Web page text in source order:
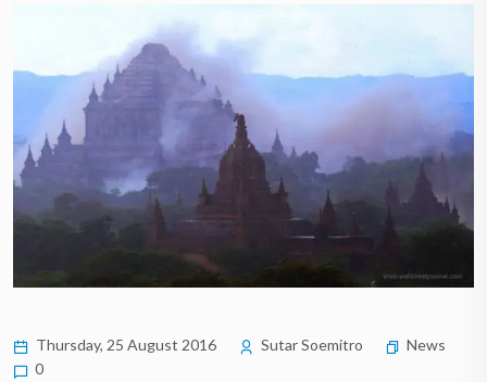
Thursday, 25 August 2016 Sutar Soemitro
News
0